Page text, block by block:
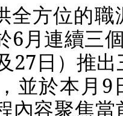
全方位的職
6月連續三
27日）推
並於本月 9
內容聚焦當